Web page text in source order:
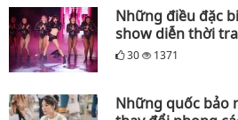
Những điều đặc
show diễn thời
30 1371
Những quốc bảo